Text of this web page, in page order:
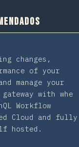
changes,
of your
manage your
with whe
Workflow
Cloud and fully
hosted.